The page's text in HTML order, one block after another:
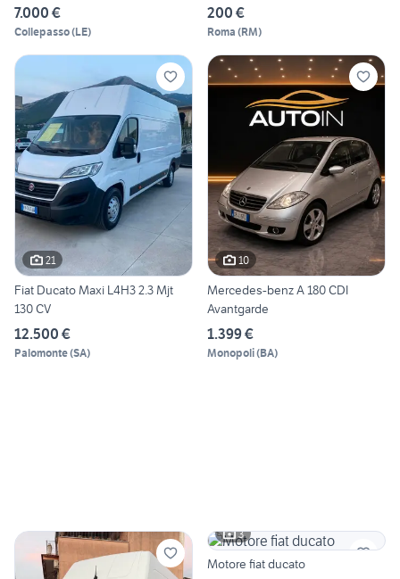
7.000 €
Collepasso(LE)
200 €
Roma (RM)
21
Fiat Ducato Maxi L4H3 2.3 Mjt
130 CV
12.500 €
Palomonte(SA)
10
Mercedes-benz A 180 CDI
Avantgarde
1.399 €
Monopoli(BA)
3
Motore fiat ducato